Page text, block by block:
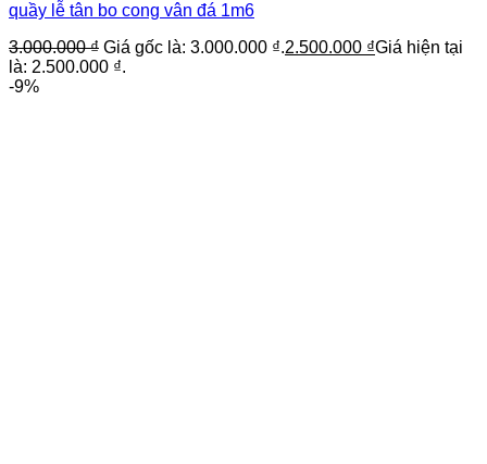
quầy lễ tân bo cong vân đá 1m6
3.000.000₫ Giá gốc là: 3.000.000 ₫.2.500.000 ₫Giá hiện tại
là: 2.500.000 ₫.
-9%